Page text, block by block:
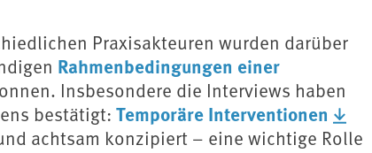
Praxisakteuren wurden darüber
Rahmenbedingungen einer
Insbesondere die Interviews haben
bestätigt: Temporäre Interventionen
achtsam konzipiert – eine wichtige Rolle